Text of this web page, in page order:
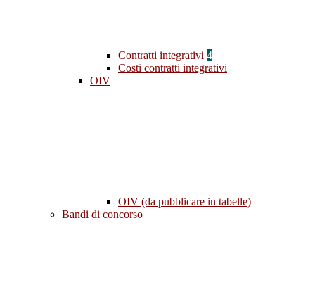
Contratti integrativi 4
Costi contratti integrativi
OIV
OIV (da pubblicare in tabelle)
Bandi di concorso